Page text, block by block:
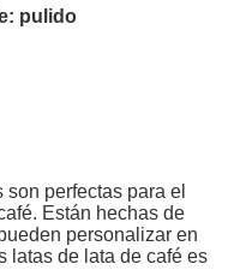
pulido
son perfectas para el
Están hechas de
personalizar en
latas de lata de café es